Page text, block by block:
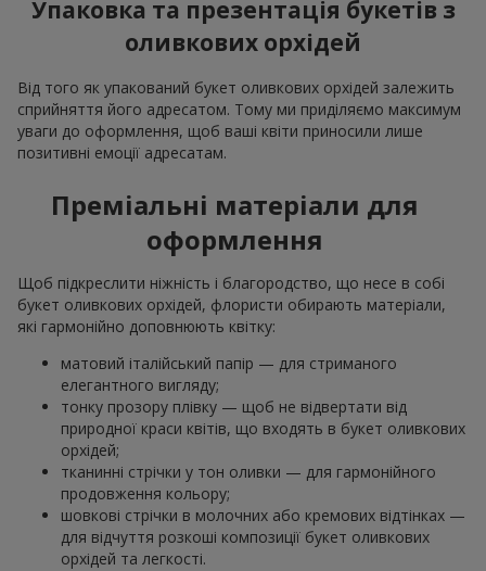
Упаковка та презентація букетів з
оливкових орхідей
Від того як упакований букет оливкових орхідей залежить
сприйняття його адресатом. Тому ми приділяємо максимум
уваги до оформлення, щоб ваші квіти приносили лише
позитивні емоції адресатам.
Преміальні матеріали для
оформлення
Щоб підкреслити ніжність і благородство, що несе в собі
букет оливкових орхідей, флористи обирають матеріали,
які гармонійно доповнюють квітку:
матовий італійський папір — для стриманого
елегантного вигляду;
тонку прозору плівку — щоб не відвертати від
природної краси квітів, що входять в букет оливкових
орхідей;
тканинні стрічки у тон оливки — для гармонійного
продовження кольору;
шовкові стрічки в молочних або кремових відтінках —
для відчуття розкоші композиції букет оливкових
орхідей та легкості.